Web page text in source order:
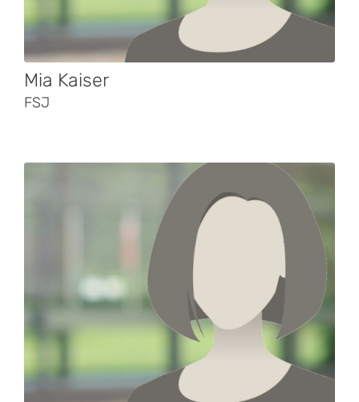
Mia Kaiser
FSJ